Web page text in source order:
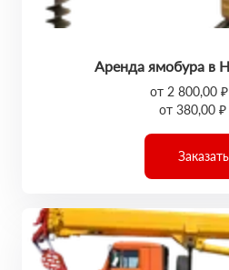
Аренда ямобура в
от 2 800,00
от 380,00
Заказать